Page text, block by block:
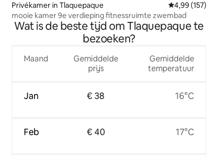
Privékamer in Tlaquepaque Gemiddelde
4,99 (157)
mooie kamer 9e verdieping fitnessruimte zwembad
Wat is de beste tijd om Tlaquepaque te
bezoeken?
Maand
Jan
Feb
Gemiddelde
prijs
€ 38
€ 40
Gemiddelde
temperatuur
16°C
17°C